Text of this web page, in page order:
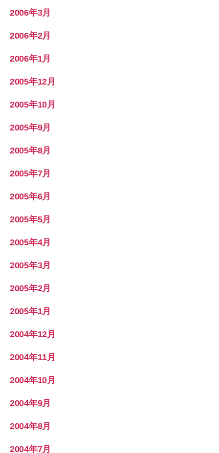
2006年3月
2006年2月
2006年1月
2005年12月
2005年10月
2005年9月
2005年8月
2005年7月
2005年6月
2005年5月
2005年4月
2005年3月
2005年2月
2005年1月
2004年12月
2004年11月
2004年10月
2004年9月
2004年8月
2004年7月